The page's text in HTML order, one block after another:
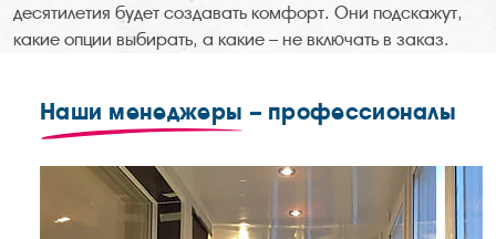
десятилетия будет создавать комфорт. Они подскажут,
какие опции выбирать, а какие – не включать в заказ.
Наши менеджеры – профессионалы